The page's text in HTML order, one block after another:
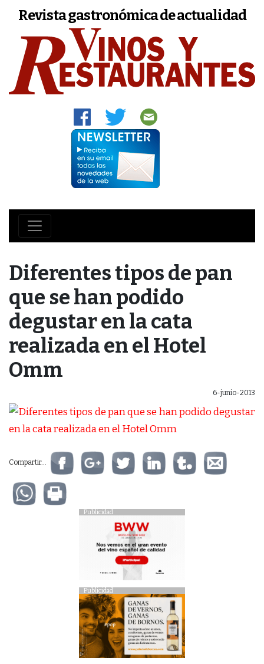
Revista gastronómica de actualidad
Diferentes tipos de pan
que se han podido
degustar en la cata
realizada en el Hotel
Omm
6-junio-2013
Compartir...
Publicidad
Publicidad